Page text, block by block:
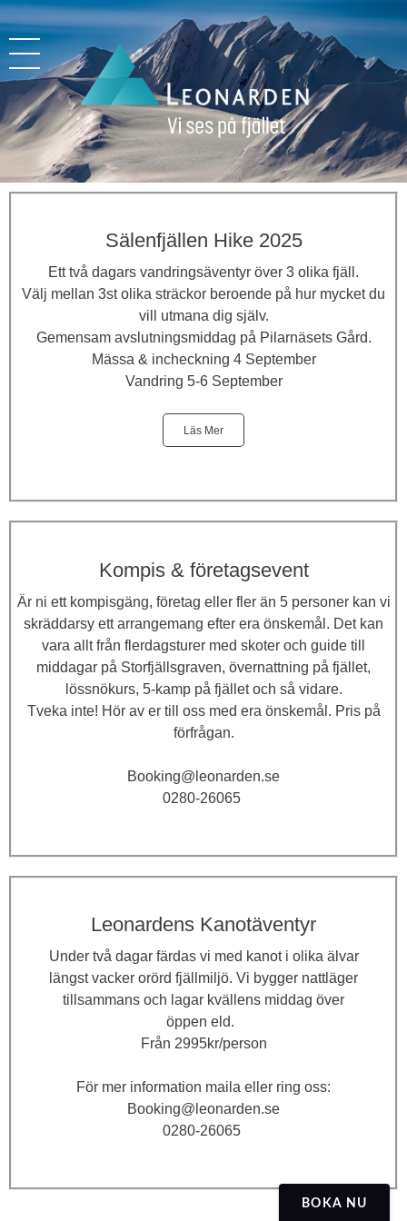
Leonarden
Vi ses på fjället
Sälenfjällen Hike 2025
Ett två dagars vandringsäventyr över 3 olika fjäll.
Välj mellan 3st olika sträckor beroende på hur mycket du
vill utmana dig själv.
Gemensam avslutningsmiddag på Pilarnäsets Gård.
Mässa & incheckning 4 September
Vandring 5-6 September
Läs Mer
Kompis & företagsevent
Är ni ett kompisgäng, företag eller fler än 5 personer kan vi
skräddarsy ett arrangemang efter era önskemål. Det kan
vara allt från flerdagsturer med skoter och guide till
middagar på Storfjällsgraven, övernattning på fjället,
lössnökurs, 5-kamp på fjället och så vidare.
Tveka inte! Hör av er till oss med era önskemål. Pris på
förfrågan.
Booking@leonarden.se
0280-26065
Leonardens Kanotäventyr
Under två dagar färdas vi med kanot i olika älvar
längst vacker orörd fjällmiljö. Vi bygger nattläger
tillsammans och lagar kvällens middag över
öppen eld.
Från 2995kr/person
För mer information maila eller ring oss:
Booking@leonarden.se
0280-26065
BOKA NU